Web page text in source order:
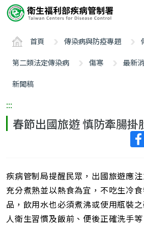
要
ALT+C
首頁 傳染病與防疫專題
第二類法定傳染病
傷寒
最新
新聞稿
:::
春節出國旅遊 慎防牽腸掛
疾病管制局提醒民眾，出國旅遊應
充分煮熟並以熱食為宜，不吃生冷
品，飲用水也必須煮沸或使用瓶裝
人衛生習慣及飯前、便後正確洗手等